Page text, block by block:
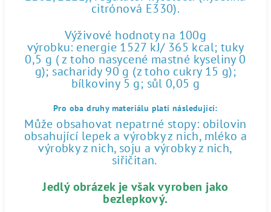
citrónová E330).
Výživové hodnoty na 100g
výrobku: energie 1527 kJ/ 365 kcal; tuky
0,5 g ( z toho nasycené mastné kyseliny 0
g); sacharidy 90 g (z toho cukry 15 g);
bílkoviny 5 g; sůl 0,05 g
Pro oba druhy materiálu platí následující:
Může obsahovat nepatrné stopy: obilovin
obsahující lepek a výrobky z nich, mléko a
výrobky z nich, soju a výrobky z nich,
siřičitan.
Jedlý obrázek je však vyroben jako
bezlepkový.